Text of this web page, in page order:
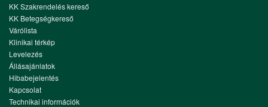
KK Szakrendelés kereső
KK Betegségkereső
Várólista
Klinikai térkép
Levelezés
Állásajánlatok
Hibabejelentés
Kapcsolat
Technikai információk